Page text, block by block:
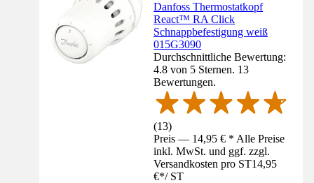
Danfoss Thermostatkopf
React™ RA Click
Schnappbefestigung weiß
015G3090
Durchschnittliche Bewertung:
4.8 von 5 Sternen. 13
Bewertungen.
(13)
Preis — 14,95 € * Alle Preise
inkl. MwSt. und ggf. zzgl.
Versandkosten pro ST14,95
€*/ ST